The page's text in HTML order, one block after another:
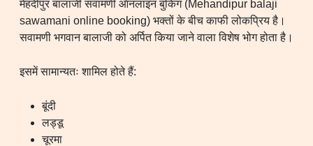
मेहंदीपुर बालाजी सवामणी ऑनलाइन बुकिंग (Mehandipur balaji
sawamani online booking) भक्तों के बीच काफी लोकप्रिय है।
सवामणी भगवान बालाजी को अर्पित किया जाने वाला विशेष भोग होता है।
इसमें सामान्यतः शामिल होते हैं:
बूंदी
लड्डू
चूरमा